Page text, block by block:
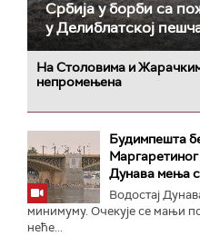
Србија у борби са
у Делиблатској
На Столовима и
непромењена
Будимпешта
Маргаретиног
Дунава мења
Водостај
минимуму. Очекује се мањи
неће...